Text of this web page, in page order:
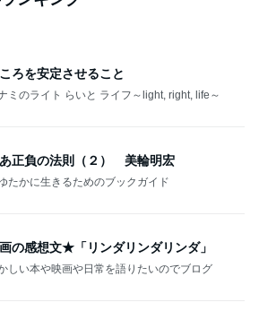
ろを安定させること
ミのライト らいと ライフ～light, right, life～
正負の法則（２） 美輪明宏
たかに生きるためのブックガイド
の感想文★「リンダリンダリンダ」
しい本や映画や日常を語りたいのでブログ